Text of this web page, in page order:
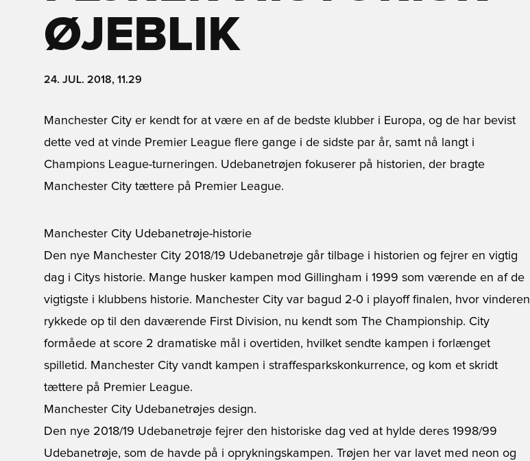
ØJEBLIK
24. JUL. 2018, 11.29
Manchester City er kendt for at være en af de bedste klubber i Europa, og de har bevist
dette ved at vinde Premier League flere gange i de sidste par år, samt nå langt i
Champions League-turneringen. Udebanetrøjen fokuserer på historien, der bragte
Manchester City tættere på Premier League.
Manchester City Udebanetrøje-historie
Den nye Manchester City 2018/19 Udebanetrøje går tilbage i historien og fejrer en vigtig
dag i Citys historie. Mange husker kampen mod Gillingham i 1999 som værende en af de
vigtigste i klubbens historie. Manchester City var bagud 2-0 i playoff finalen, hvor vinderen
rykkede op til den daværende First Division, nu kendt som The Championship. City
formåede at score 2 dramatiske mål i overtiden, hvilket sendte kampen i forlænget
spilletid. Manchester City vandt kampen i straffesparkskonkurrence, og kom et skridt
tættere på Premier League.
Manchester City Udebanetrøjes design.
Den nye 2018/19 Udebanetrøje fejrer den historiske dag ved at hylde deres 1998/99
Udebanetrøje, som de havde på i oprykningskampen. Trøjen her var lavet med neon og